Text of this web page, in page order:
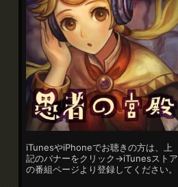
iTunesやiPhoneでお聴きの方は、上
記のバナーをクリック→iTunesストア
の番組ページより登録してください。